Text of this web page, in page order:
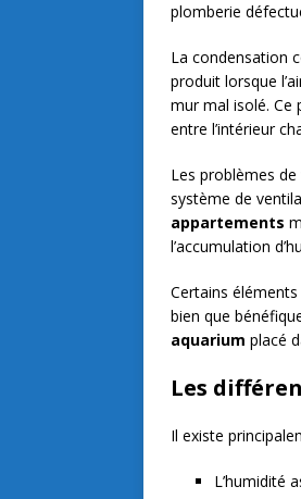
plomberie
La condensation
produit lorsque
mur mal isolé. Ce
entre l’intérieur
Les problèmes
système de
appartements
l’accumulation
Certains
bien que
aquarium placé
Les
Il existe
L’humidité